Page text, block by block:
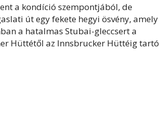
a kondíció szempontjából, de
út egy fekete hegyi ösvény, amely
a hatalmas Stubai-gleccsert a
Hüttétől az Innsbrucker Hüttéig tartó